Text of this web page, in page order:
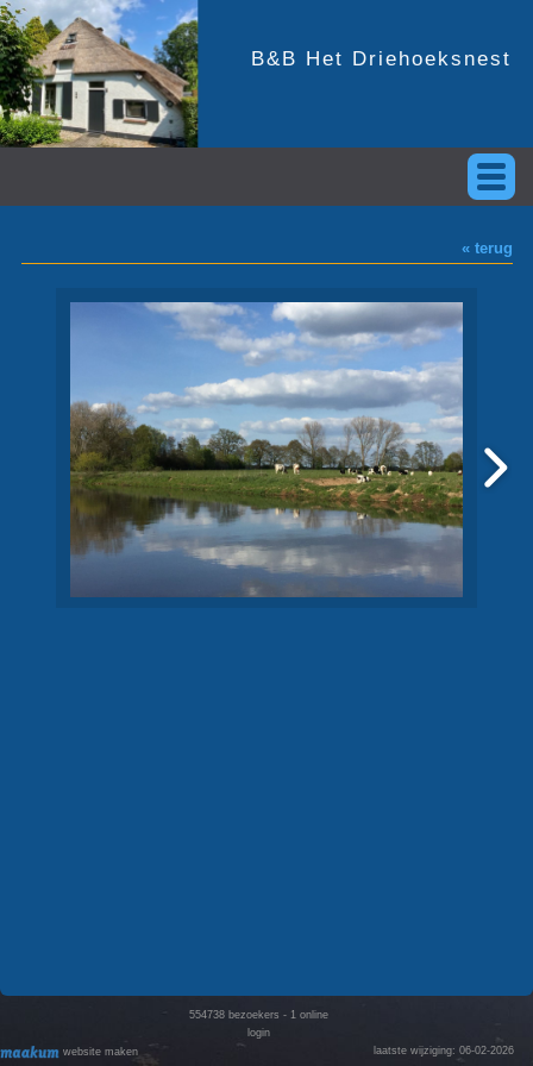
B&B Het Driehoeksnest
« terug
website maken
554738bezoekers - 1 online
login
laatste wijziging: 06-02-2026